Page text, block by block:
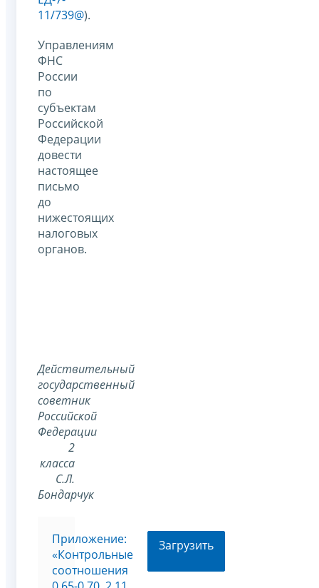
11/739@).
Управлениям
ФНС
России
по
субъектам
Российской
Федерации
довести
настоящее
письмо
до
нижестоящих
налоговых
органов.
Действительный
государственный
советник
Российской
Федерации
2
класса
С.Л.
Бондарчук
Приложение:
«Контрольные
соотношения
Загрузить